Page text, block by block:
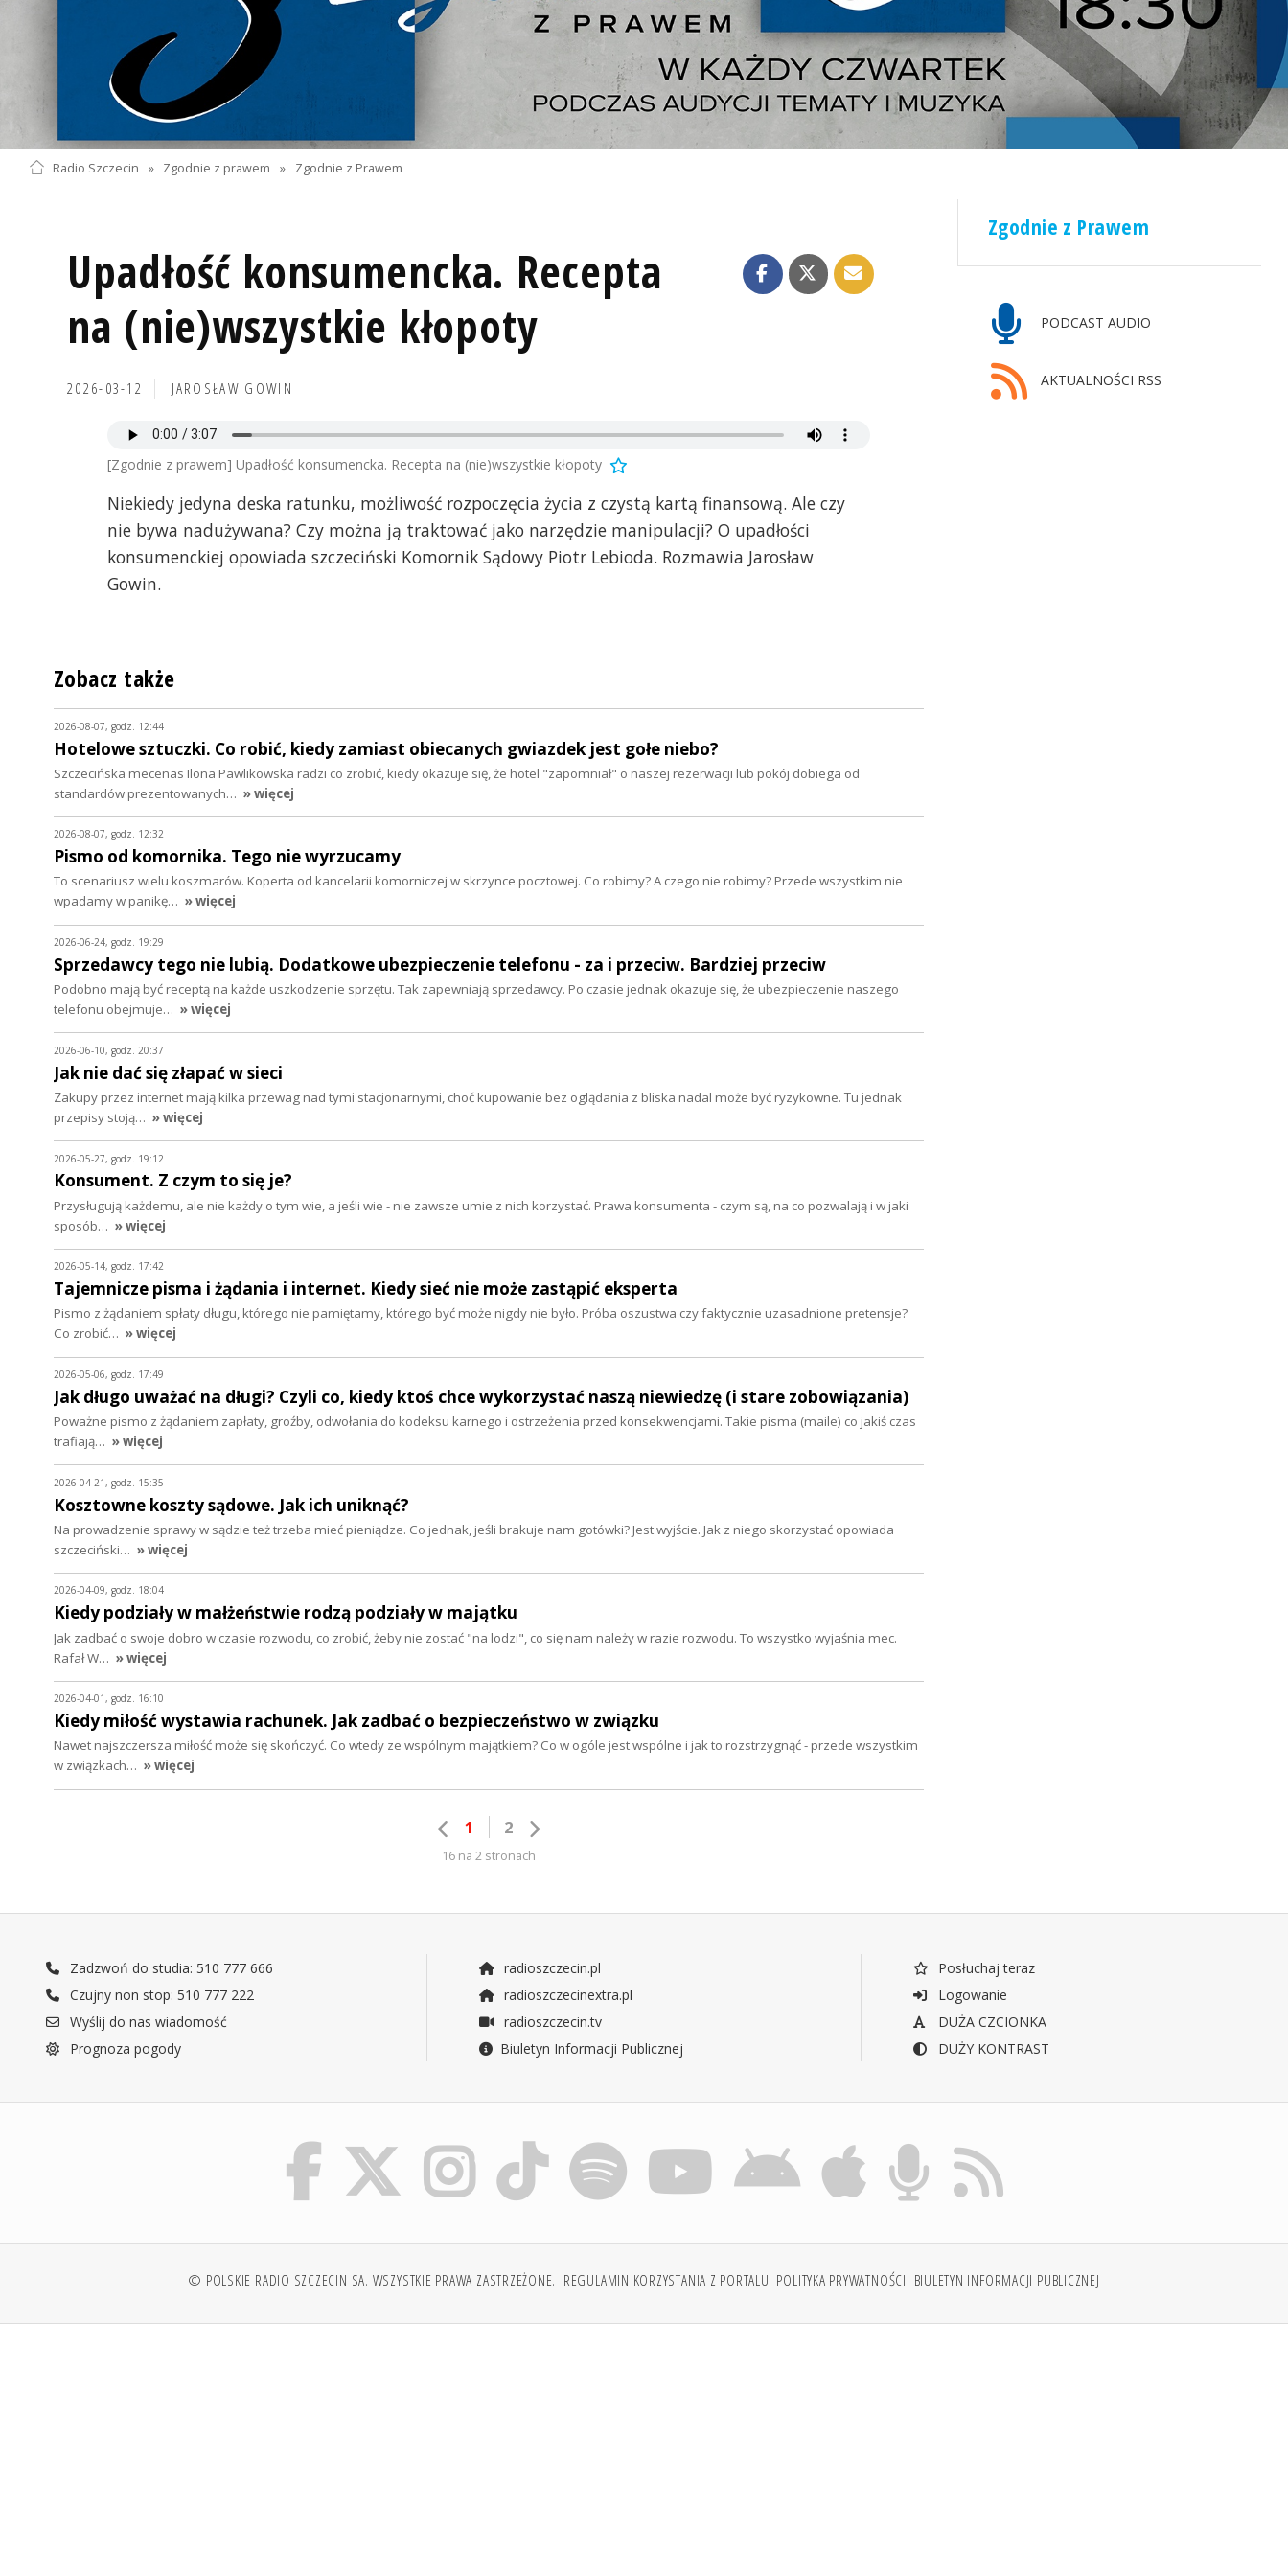
Radio Szczecin » Zgodnie z prawem » Zgodnie z Prawem
Upadłość konsumencka. Recepta
na (nie)wszystkie kłopoty
2026-03-12 JAROSŁAW GOWIN
[Zgodnie z prawem] Upadłość konsumencka. Recepta na (nie)wszystkie kłopoty
Niekiedy jedyna deska ratunku, możliwość rozpoczęcia życia z czystą kartą finansową. Ale czy
nie bywa nadużywana? Czy można ją traktować jako narzędzie manipulacji? O upadłości
konsumenckiej opowiada szczeciński Komornik Sądowy Piotr Lebioda. Rozmawia Jarosław
Gowin.
Zgodnie z Prawem
PODCAST AUDIO
AKTUALNOŚCI RSS
Zobacz także
2026-08-07, godz. 12:44
Hotelowe sztuczki. Co robić, kiedy zamiast obiecanych gwiazdek jest gołe niebo?
Szczecińska mecenas Ilona Pawlikowska radzi co zrobić, kiedy okazuje się, że hotel "zapomniał" o naszej rezerwacji lub pokój dobiega od
standardów prezentowanych… » więcej
2026-08-07, godz. 12:32
Pismo od komornika. Tego nie wyrzucamy
To scenariusz wielu koszmarów. Koperta od kancelarii komorniczej w skrzynce pocztowej. Co robimy? A czego nie robimy? Przede wszystkim nie
wpadamy w panikę… » więcej
2026-06-24, godz. 19:29
Sprzedawcy tego nie lubią. Dodatkowe ubezpieczenie telefonu - za i przeciw. Bardziej przeciw
Podobno mają być receptą na każde uszkodzenie sprzętu. Tak zapewniają sprzedawcy. Po czasie jednak okazuje się, że ubezpieczenie naszego
telefonu obejmuje… » więcej
2026-06-10, godz. 20:37
Jak nie dać się złapać w sieci
Zakupy przez internet mają kilka przewag nad tymi stacjonarnymi, choć kupowanie bez oglądania z bliska nadal może być ryzykowne. Tu jednak
przepisy stoją… » więcej
2026-05-27, godz. 19:12
Konsument. Z czym to się je?
Przysługują każdemu, ale nie każdy o tym wie, a jeśli wie - nie zawsze umie z nich korzystać. Prawa konsumenta - czym są, na co pozwalają i w jaki
sposób… » więcej
2026-05-14, godz. 17:42
Tajemnicze pisma i żądania i internet. Kiedy sieć nie może zastąpić eksperta
Pismo z żądaniem spłaty długu, którego nie pamiętamy, którego być może nigdy nie było. Próba oszustwa czy faktycznie uzasadnione pretensje?
Co zrobić… » więcej
2026-05-06, godz. 17:49
Jak długo uważać na długi? Czyli co, kiedy ktoś chce wykorzystać naszą niewiedzę (i stare zobowiązania)
Poważne pismo z żądaniem zapłaty, groźby, odwołania do kodeksu karnego i ostrzeżenia przed konsekwencjami. Takie pisma (maile) co jakiś czas
trafiają… » więcej
2026-04-21, godz. 15:35
Kosztowne koszty sądowe. Jak ich uniknąć?
Na prowadzenie sprawy w sądzie też trzeba mieć pieniądze. Co jednak, jeśli brakuje nam gotówki? Jest wyjście. Jak z niego skorzystać opowiada
szczeciński… » więcej
2026-04-09, godz. 18:04
Kiedy podziały w małżeństwie rodzą podziały w majątku
Jak zadbać o swoje dobro w czasie rozwodu, co zrobić, żeby nie zostać "na lodzi", co się nam należy w razie rozwodu. To wszystko wyjaśnia mec.
Rafał W… » więcej
2026-04-01, godz. 16:10
Kiedy miłość wystawia rachunek. Jak zadbać o bezpieczeństwo w związku
Nawet najszczersza miłość może się skończyć. Co wtedy ze wspólnym majątkiem? Co w ogóle jest wspólne i jak to rozstrzygnąć - przede wszystkim
w związkach… » więcej
1 2
16 na 2 stronach
Zadzwoń do studia: 510 777 666
Czujny non stop: 510 777 222
Wyślij do nas wiadomość
Prognoza pogody
radioszczecin.pl
radioszczecinextra.pl
radioszczecin.tv
Biuletyn Informacji Publicznej
Posłuchaj teraz
Logowanie
DUŻA CZCIONKA
DUŻY KONTRAST
© POLSKIE RADIO SZCZECIN SA. WSZYSTKIE PRAWA ZASTRZEŻONE. REGULAMIN KORZYSTANIA Z PORTALU POLITYKA PRYWATNOŚCI BIULETYN INFORMACJI PUBLICZNEJ